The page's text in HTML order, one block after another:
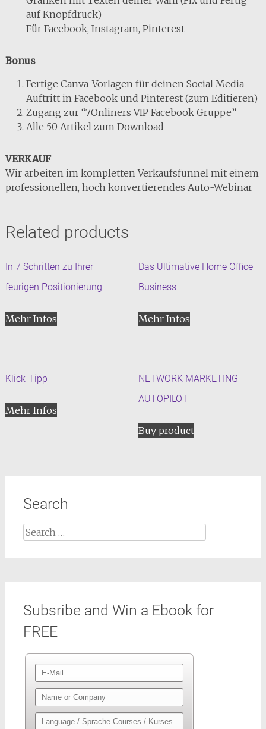
auf Knopfdruck)
Für Facebook, Instagram, Pinterest
Bonus
Fertige Canva-Vorlagen für deinen Social Media
Auftritt in Facebook und Pinterest (zum Editieren)
Zugang zur “7Onliners VIP Facebook Gruppe”
Alle 50 Artikel zum Download
VERKAUF
Wir arbeiten im kompletten Verkaufsfunnel mit einem
professionellen, hoch konvertierendes Auto-Webinar
Related products
In 7 Schritten zu Ihrer
feurigen Positionierung
Mehr Infos
Das Ultimative Home Office
Business
Mehr Infos
Klick-Tipp
Mehr Infos
NETWORK MARKETING
AUTOPILOT
Buy product
Search
Search
for:
Subsribe and Win a Ebook for
FREE